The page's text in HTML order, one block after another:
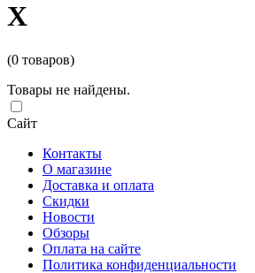
X
(0 товаров)
Товары не найдены.
Сайт
Контакты
О магазине
Доставка и оплата
Скидки
Новости
Обзоры
Оплата на сайте
Политика конфиденциальности